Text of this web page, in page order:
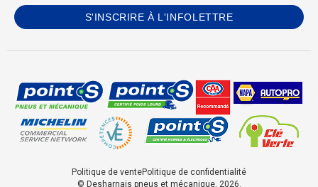
S'INSCRIRE À L'INFOLETTRE
© Desharnais pneus et mécanique, 2026.
Politique de ventePolitique de confidentialité